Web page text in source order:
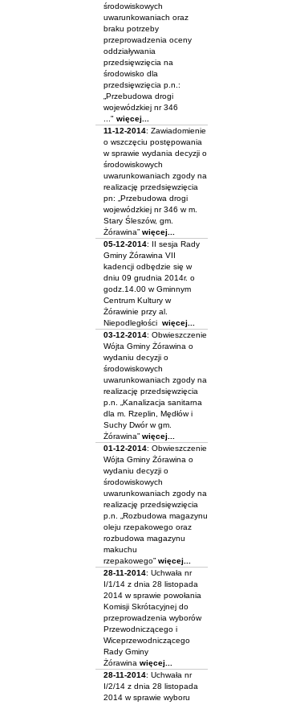
środowiskowych
uwarunkowaniach oraz
braku potrzeby
przeprowadzenia oceny
oddziaływania
przedsięwzięcia na
środowisko dla
przedsięwzięcia p.n.:
„Przebudowa drogi
wojewódzkiej nr 346
..." więcej...
11-12-2014: Zawiadomienie
o wszczęciu postępowania
w sprawie wydania decyzji o
środowiskowych
uwarunkowaniach zgody na
realizację przedsięwzięcia
pn: „Przebudowa drogi
wojewódzkiej nr 346 w m.
Stary Śleszów, gm.
Żórawina” więcej...
05-12-2014: II sesja Rady
Gminy Żórawina VII
kadencji odbędzie się w
dniu 09 grudnia 2014r. o
godz.14.00 w Gminnym
Centrum Kultury w
Żórawinie przy al.
Niepodległości więcej...
03-12-2014: Obwieszczenie
Wójta Gminy Żórawina o
wydaniu decyzji o
środowiskowych
uwarunkowaniach zgody na
realizację przedsięwzięcia
p.n. „Kanalizacja sanitarna
dla m. Rzeplin, Mędłów i
Suchy Dwór w gm.
Żórawina” więcej...
01-12-2014: Obwieszczenie
Wójta Gminy Żórawina o
wydaniu decyzji o
środowiskowych
uwarunkowaniach zgody na
realizację przedsięwzięcia
p.n. „Rozbudowa magazynu
oleju rzepakowego oraz
rozbudowa magazynu
makuchu
rzepakowego” więcej...
28-11-2014: Uchwała nr
I/1/14 z dnia 28 listopada
2014 w sprawie powołania
Komisji Skrótacyjnej do
przeprowadzenia wyborów
Przewodniczącego i
Wiceprzewodniczącego
Rady Gminy
Żórawina więcej...
28-11-2014: Uchwała nr
I/2/14 z dnia 28 listopada
2014 w sprawie wyboru